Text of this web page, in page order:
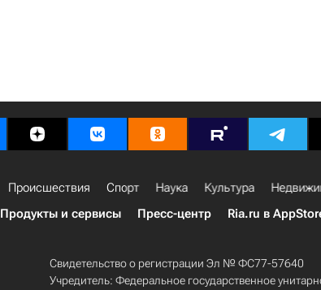
Происшествия Спорт Наука Культура
Продукты и сервисы Пресс-центр Ria.ru в
Свидетельство о регистрации Эл № ФС77-57640
Учредитель: Федеральное государственное